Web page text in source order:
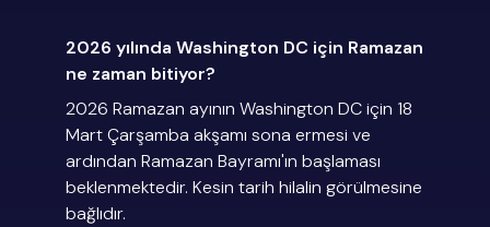
2026 yılında Washington DC için Ramazan
ne zaman bitiyor?
2026 Ramazan ayının Washington DC için 18
Mart Çarşamba akşamı sona ermesi ve
ardından Ramazan Bayramı'ın başlaması
beklenmektedir. Kesin tarih hilalin görülmesine
bağlıdır.